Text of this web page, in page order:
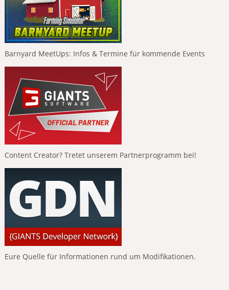
Barnyard MeetUps: Infos & Termine für kommende Events
Content Creator? Tretet unserem Partnerprogramm bei!
Eure Quelle für Informationen rund um Modifikationen.